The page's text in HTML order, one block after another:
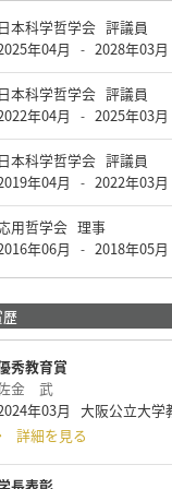
日本科学哲学会 評議員
年04月
- 2028年03月
日本科学哲学会 評議員
年04月
- 2025年03月
日本科学哲学会 評議員
年04月
- 2022年03月
用哲学会 理事
年06月
- 2018年05月
秀教育賞
金 武
年03月 大阪公立大学
詳細を見る